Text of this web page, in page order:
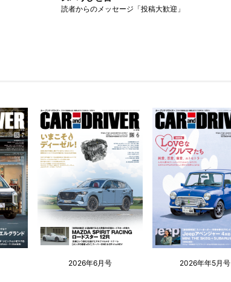
読者からのメッセージ「投稿大歓迎」
2026年6月号 2026年年5月号